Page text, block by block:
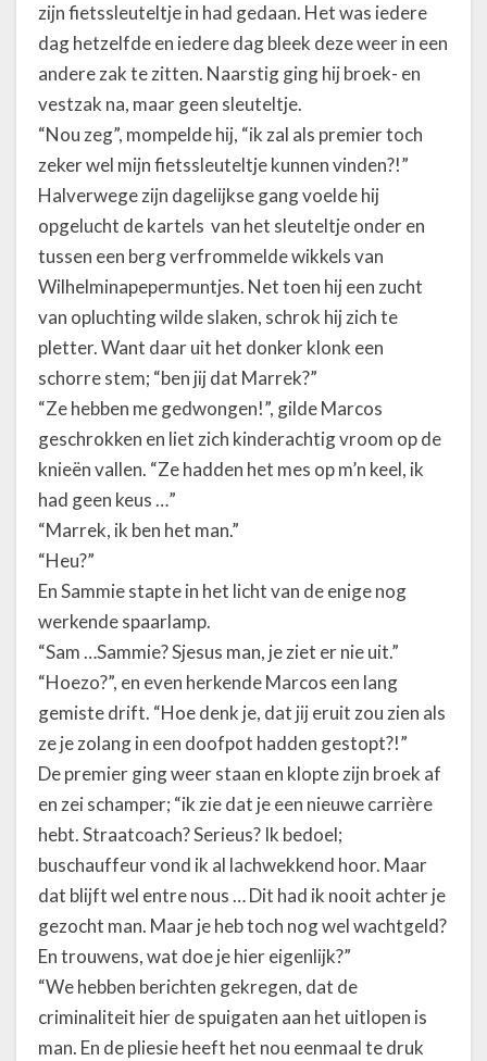
zijn fietssleuteltje in had gedaan. Het was iedere
dag hetzelfde en iedere dag bleek deze weer in een
andere zak te zitten. Naarstig ging hij broek- en
vestzak na, maar geen sleuteltje.
“Nou zeg”, mompelde hij, “ik zal als premier toch
zeker wel mijn fietssleuteltje kunnen vinden?!”
Halverwege zijn dagelijkse gang voelde hij
opgelucht de kartels van het sleuteltje onder en
tussen een berg verfrommelde wikkels van
Wilhelminapepermuntjes. Net toen hij een zucht
van opluchting wilde slaken, schrok hij zich te
pletter. Want daar uit het donker klonk een
schorre stem; “ben jij dat Marrek?”
“Ze hebben me gedwongen!”, gilde Marcos
geschrokken en liet zich kinderachtig vroom op de
knieën vallen. “Ze hadden het mes op m’n keel, ik
had geen keus …”
“Marrek, ik ben het man.”
“Heu?”
En Sammie stapte in het licht van de enige nog
werkende spaarlamp.
“Sam …Sammie? Sjesus man, je ziet er nie uit.”
“Hoezo?”, en even herkende Marcos een lang
gemiste drift. “Hoe denk je, dat jij eruit zou zien als
ze je zolang in een doofpot hadden gestopt?!”
De premier ging weer staan en klopte zijn broek af
en zei schamper; “ik zie dat je een nieuwe carrière
hebt. Straatcoach? Serieus? Ik bedoel;
buschauffeur vond ik al lachwekkend hoor. Maar
dat blijft wel entre nous … Dit had ik nooit achter je
gezocht man. Maar je heb toch nog wel wachtgeld?
En trouwens, wat doe je hier eigenlijk?”
“We hebben berichten gekregen, dat de
criminaliteit hier de spuigaten aan het uitlopen is
man. En de pliesie heeft het nou eenmaal te druk